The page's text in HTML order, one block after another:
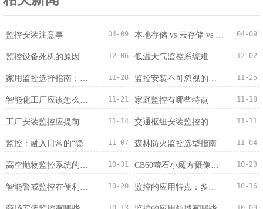
监控安装注意事 04-09 04-09
12-06 12-02
11-28 11-25
11-21 家庭监控有哪些特点 11-18
11-14 11-11
11-07 森林防火监控选型指南 11-04
10-31 10-23
10-20 10-16